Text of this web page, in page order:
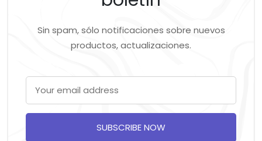
Sin spam, sólo notificaciones sobre nuevos
productos, actualizaciones.
SUBSCRIBE NOW